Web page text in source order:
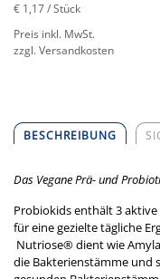
€ 1,17/ Stück
Preis inkl. MwSt.
zzgl. Versandkosten
BESCHREIBUNG
Das Vegane Prä- und
Probiokids enthält 3
für eine gezielte tägliche
Nutriose® dient wie
die Bakterienstämme und